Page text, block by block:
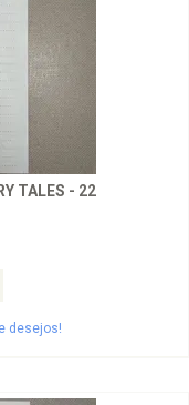
TALES - 22
desejos!